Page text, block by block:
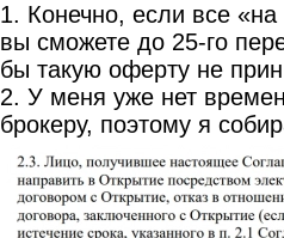
1. Конечно, если все
вы сможете до 25-го
бы такую оферту не
2. У меня уже нет
брокеру, поэтому я